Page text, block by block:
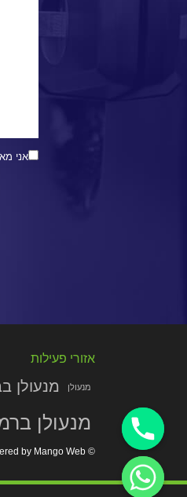
אני
אזורי פעילות
מנעולן מנעולן
מנעולן
© powered by Mango Web